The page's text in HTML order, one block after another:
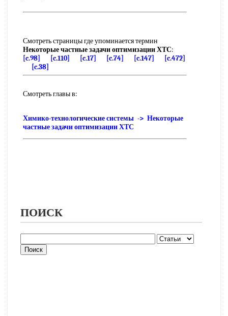
Смотреть страницы где упоминается термин
Некоторые частные задачи оптимизации ХТС:
[c.98]
[c.110] [c.17] [c.74] [c.147]
[c.472]
[c.38]
Смотреть главы в:
Химико-технологические системы -> Некоторые
частные задачи оптимизации ХТС
ПОИСК